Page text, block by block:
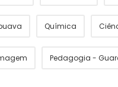
Química
Pedagogia -